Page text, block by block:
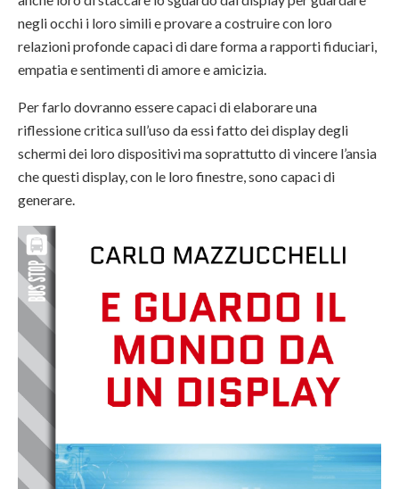
negli occhi i loro simili e provare a costruire con loro
relazioni profonde capaci di dare forma a rapporti fiduciari,
empatia e sentimenti di amore e amicizia.
Per farlo dovranno essere capaci di elaborare una
riflessione critica sull’uso da essi fatto dei display degli
schermi dei loro dispositivi ma soprattutto di vincere l’ansia
che questi display, con le loro finestre, sono capaci di
generare.